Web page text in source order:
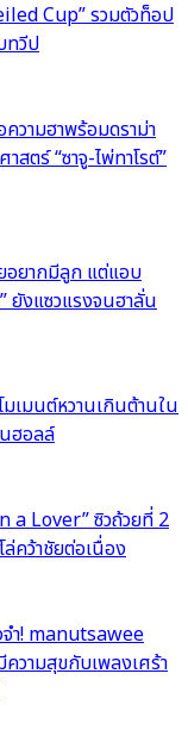
Cup” รวมตัวท็อป
ทวีป
วามฮาพร้อมดราม่า
ตร์ “ซาจู-ไพ่ทาโรต์”
อยากมีลูก แต่แอบ
ยังแซวแรงจนฮาลั่น
มเมนต์หวานเกินต้านใน
ฮอลล์
a Lover” ซิวถ้วยที่ 2
คว้าชัยต่อเนื่อง
จำ! manutsawee
วามสุขกับเพลงเศร้า